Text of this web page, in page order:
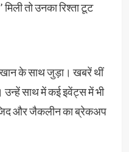
तो उनका रिश्ता टूट
के साथ जुड़ा। खबरें थीं
उन्हें साथ में कई इवेंट्स में भी
और जैकलीन का ब्रेकअप